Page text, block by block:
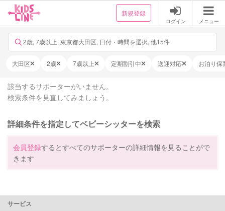
新規登録
ログイン メニュー
2歳, 7歳以上, 東京都大田区, 日付・時間を選択, 他15件
大田区 2歳 7歳以上 定期割引中 送迎対応 お泊り保
該当するサポーターがいません。
検索条件を見直してみましょう。
詳細条件を指定してベビーシッターを検索
会員登録するとすべてのサポーターの詳細情報を見ることがで
きます
サービス